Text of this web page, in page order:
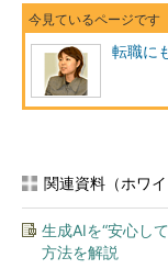
転職に
関連資料（ホワイ
生成AIを“安心し
方法を解説